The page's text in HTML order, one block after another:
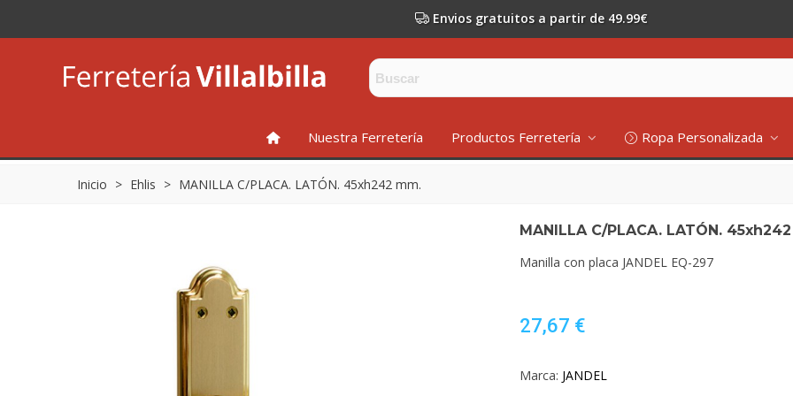
Envios gratuitos a partir de 49.99€
INICIONuestra Ferretería Productos Ferretería Ropa Personalizada
Inicio > Ehlis > MANILLA C/PLACA. LATÓN. 45xh242 mm.
MANILLA C/PLACA. LATÓN.
Manilla con placa JANDEL EQ-297
27,67 €
Marca: JANDEL